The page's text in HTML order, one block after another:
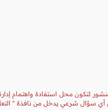
لتكون محل استفادة واهتمام
أي سؤال شرعي يدخل من نافذة "